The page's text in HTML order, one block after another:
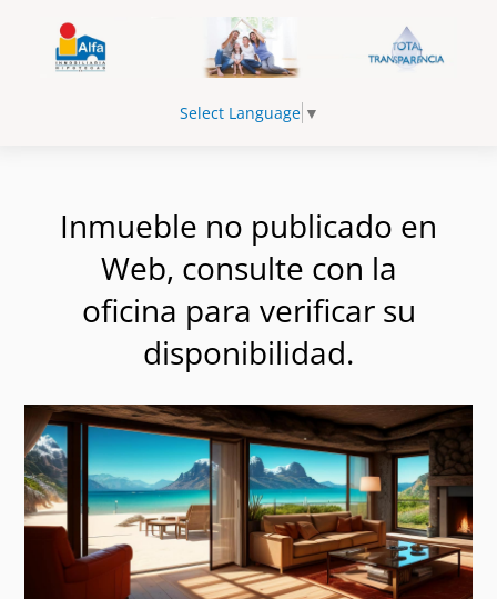
Select Language ▼
Inmueble no publicado en
Web, consulte con la
oficina para verificar su
disponibilidad.